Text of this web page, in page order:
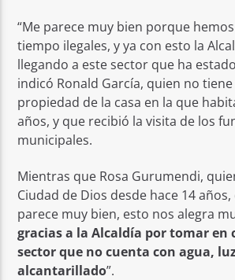
“Me parece muy bien porque
tiempo ilegales, y ya con esto la
llegando a este sector que ha
indicó Ronald García, quien no
propiedad de la casa en la que
años, y que recibió la visita de los
municipales.
Mientras que Rosa Gurumendi,
Ciudad de Dios desde hace 14
parece muy bien, esto nos alegra
gracias a la Alcaldía por tomar en
sector que no cuenta con agua,
alcantarillado”.